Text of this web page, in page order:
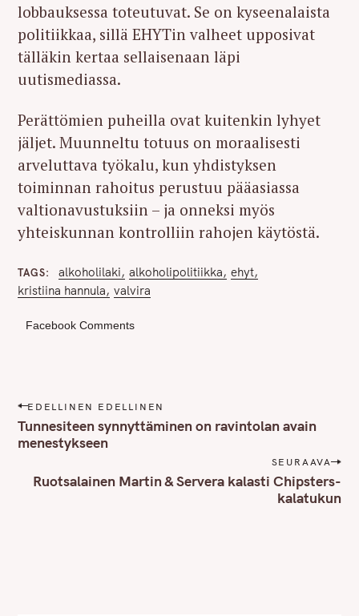
lobbauksessa toteutuvat. Se on kyseenalaista
politiikkaa, sillä EHYTin valheet upposivat
tälläkin kertaa sellaisenaan läpi
uutismediassa.
Perättömien puheilla ovat kuitenkin lyhyet
jäljet. Muunneltu totuus on moraalisesti
arveluttava työkalu, kun yhdistyksen
toiminnan rahoitus perustuu pääasiassa
valtionavustuksiin – ja onneksi myös
yhteiskunnan kontrolliin rahojen käytöstä.
TAGS alkoholilaki alkoholipolitiikka ehyt
kristiina hannula valvira
Facebook Comments
P
o
s
EDELLINEN EDELLINEN
Tunnesiteen synnyttäminen on ravintolan avain
menestykseen
SEURAAVA
Ruotsalainen Martin & Servera kalasti Chipsters-
kalatukun